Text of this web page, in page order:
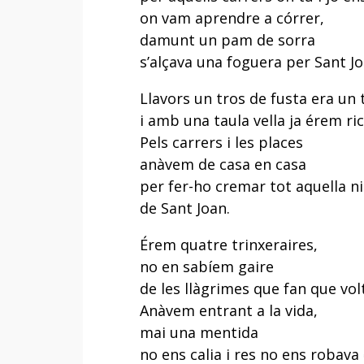
on vam aprendre a córrer,
damunt un pam de sorra
s’alçava una foguera per Sant
Llavors un tros de fusta era un
i amb una taula vella ja érem
Pels carrers i les places
anàvem de casa en casa
per fer-ho cremar tot aquella
de Sant Joan.
Érem quatre trinxeraires,
no en sabíem gaire
de les llàgrimes que fan que
Anàvem entrant a la vida,
mai una mentida
no ens calia i res no ens